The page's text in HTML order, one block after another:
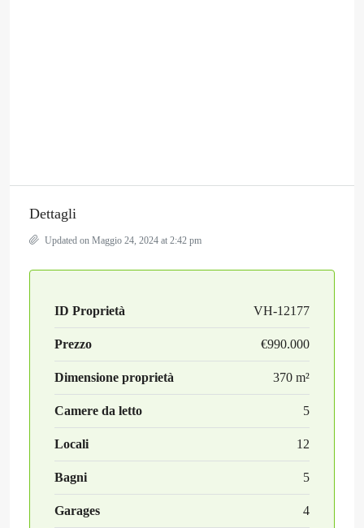
Dettagli
Updated on Maggio 24, 2024 at 2:42 pm
ID Proprietà VH-12177
Prezzo €990.000
Dimensione proprietà 370 m²
Camere da letto 5
Locali 12
Bagni 5
Garages 4